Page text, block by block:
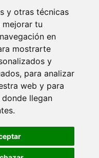
y otras técnicas
tu
en
mostrarte
y
para analizar
web y para
llegan